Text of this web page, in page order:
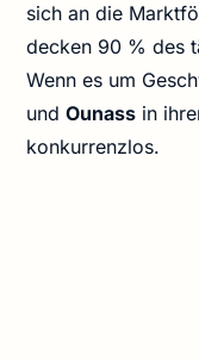
sich an die
decken 90 % des
Wenn es um
undOunass in
konkurrenzlos.